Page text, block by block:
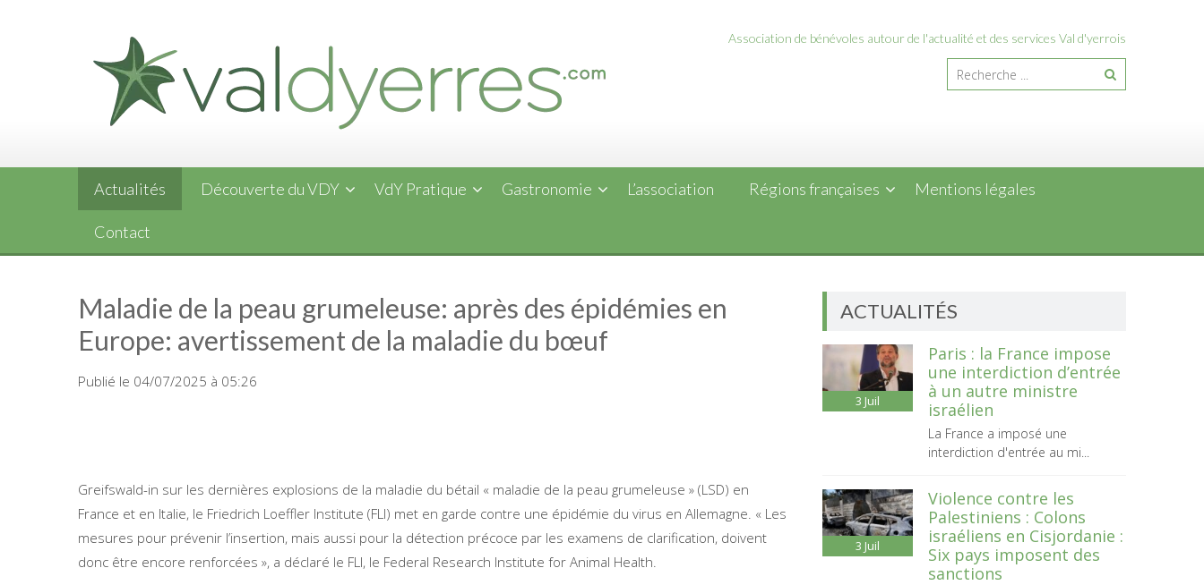
Association de bénévoles autour de l'actualité et des services Val d'yerrois
Actualités Découverte du VDY VdY Pratique Gastronomie L’association Régions françaises Mentions légales
Contact
Maladie de la peau grumeleuse: après des épidémies en
Europe: avertissement de la maladie du bœuf
Publié le 04/07/2025 à 05:26
Greifswald-in sur les dernières explosions de la maladie du bétail « maladie de la peau grumeleuse » (LSD) en
France et en Italie, le Friedrich Loeffler Institute (FLI) met en garde contre une épidémie du virus en Allemagne. « Les
mesures pour prévenir l’insertion, mais aussi pour la détection précoce par les examens de clarification, doivent
donc être encore renforcées », a déclaré le FLI, le Federal Research Institute for Animal Health.
ACTUALITÉS
3 Juil
Paris : la France impose
une interdiction d’entrée
à un autre ministre
israélien
La France a imposé une
interdiction d'entrée au mi...
3 Juil
Violence contre les
Palestiniens : Colons
israéliens en Cisjordanie :
Six pays imposent des
sanctions